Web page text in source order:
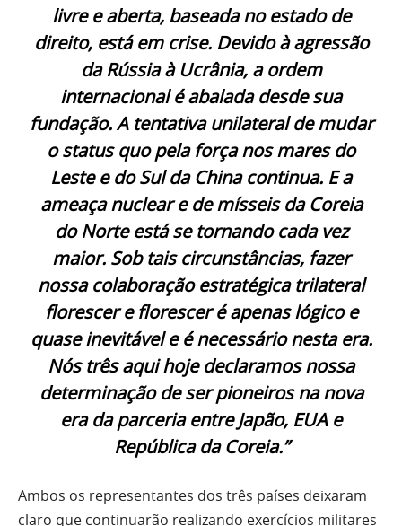
livre e aberta, baseada no estado de
direito, está em crise. Devido à agressão
da Rússia à Ucrânia, a ordem
internacional é abalada desde sua
fundação. A tentativa unilateral de mudar
o status quo pela força nos mares do
Leste e do Sul da China continua. E a
ameaça nuclear e de mísseis da Coreia
do Norte está se tornando cada vez
maior. Sob tais circunstâncias, fazer
nossa colaboração estratégica trilateral
florescer e florescer é apenas lógico e
quase inevitável e é necessário nesta era.
Nós três aqui hoje declaramos nossa
determinação de ser pioneiros na nova
era da parceria entre Japão, EUA e
República da Coreia.”
Ambos os representantes dos três países deixaram
claro que continuarão realizando exercícios militares